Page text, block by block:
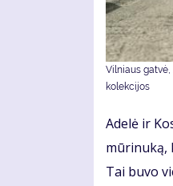
Vilniaus gatvė,
kolekcijos
Adelė ir
mūrinuką,
Tai buvo